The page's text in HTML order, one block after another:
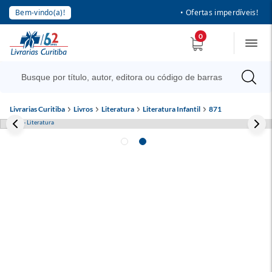
Bem-vindo(a)! • Ofertas imperdíveis!
0
Livrarias Curitiba Livros Literatura Literatura Infantil 871